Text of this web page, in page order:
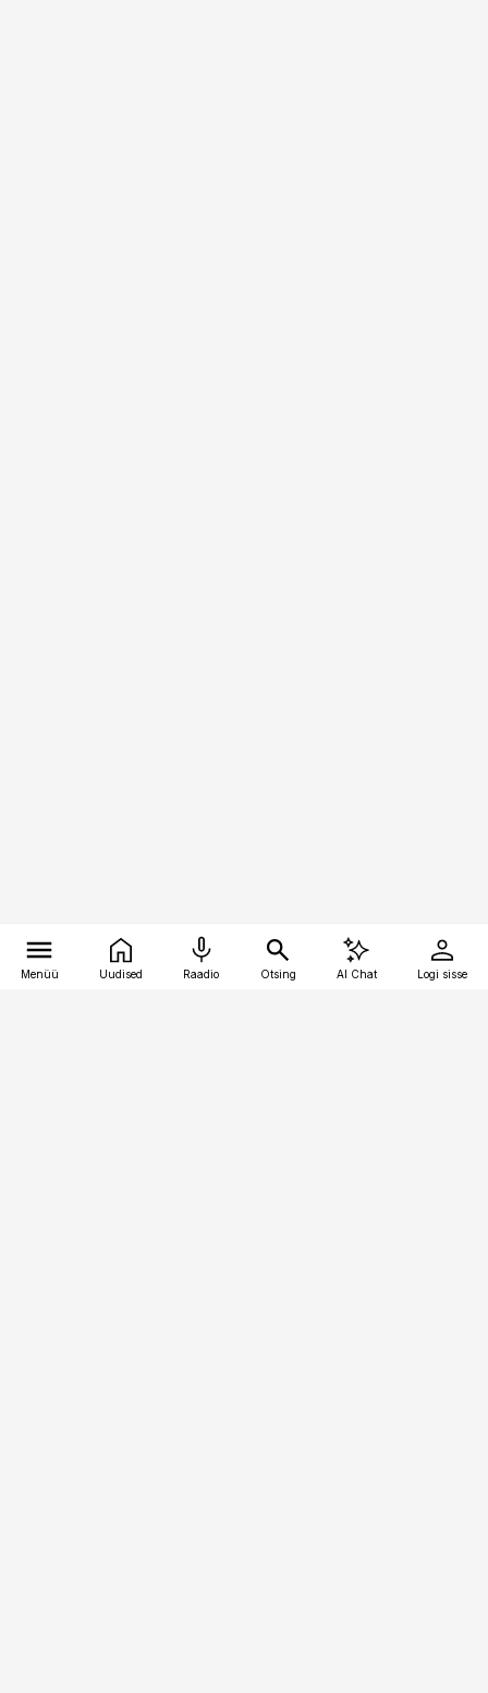
Menüü Uudised Raadio Otsing AI Chat Logi sisse